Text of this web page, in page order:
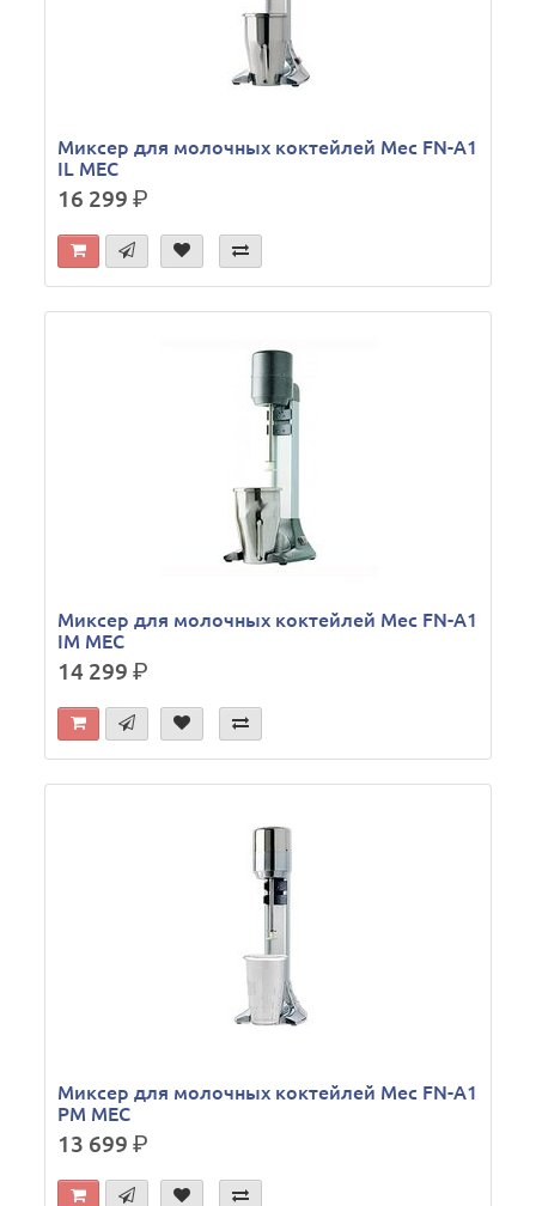
Миксер для молочных коктейлей Mec FN-A1
IL MEC
16 299р.
Миксер для молочных коктейлей Mec FN-A1
IM MEC
14 299р.
Миксер для молочных коктейлей Mec FN-A1
PM MEC
13 699р.